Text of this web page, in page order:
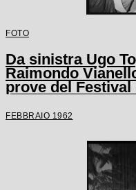
FOTO
Da sinistra Ugo
Raimondo
prove del
FEBBRAIO 1962